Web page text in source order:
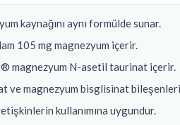
kaynağını aynı formülde sunar.
105 mg magnezyum içerir.
magnezyum N-asetil taurinat içerir.
ve magnezyum bisglisinat
kullanımına uygundur.